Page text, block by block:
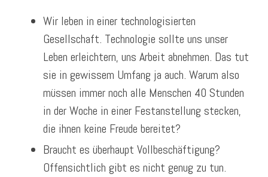
Wir leben in einer technologisierten
Gesellschaft. Technologie sollte uns unser
Leben erleichtern, uns Arbeit abnehmen. Das tut
sie in gewissem Umfang ja auch. Warum also
müssen immer noch alle Menschen 40 Stunden
in der Woche in einer Festanstellung stecken,
die ihnen keine Freude bereitet?
Braucht es überhaupt Vollbeschäftigung?
Offensichtlich gibt es nicht genug zu tun.